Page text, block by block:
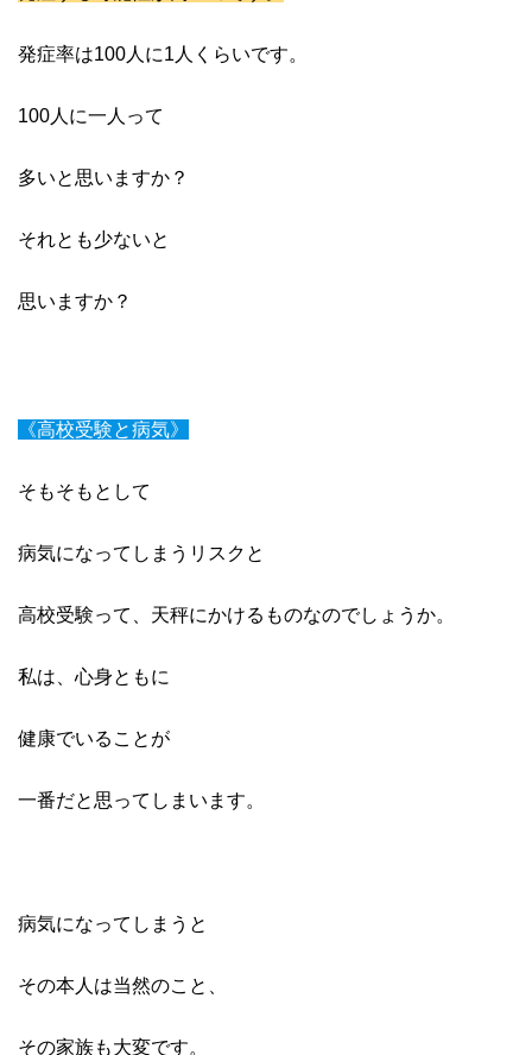
発症率は100人に1人くらいです。
100人に一人って
多いと思いますか？
それとも少ないと
思いますか？
《高校受験と病気》
そもそもとして
病気になってしまうリスクと
高校受験って、天秤にかけるものなのでしょうか。
私は、心身ともに
健康でいることが
一番だと思ってしまいます。
病気になってしまうと
その本人は当然のこと、
その家族も大変です。